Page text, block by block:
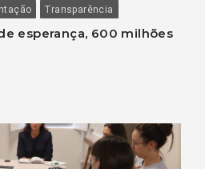
Transparência
esperança, 600 milhões